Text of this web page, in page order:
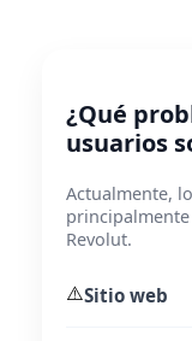
¿Qué
usuarios
Actualmente,
Revolut.
⚠️Sitio web